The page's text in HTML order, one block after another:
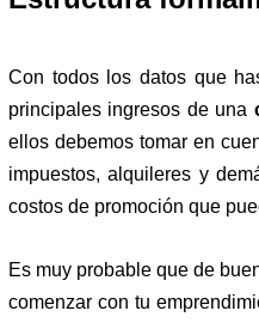
Con todos los datos que
principales ingresos de una
ellos debemos tomar en
impuestos, alquileres y
costos de promoción que
Es muy probable que de
comenzar con tu